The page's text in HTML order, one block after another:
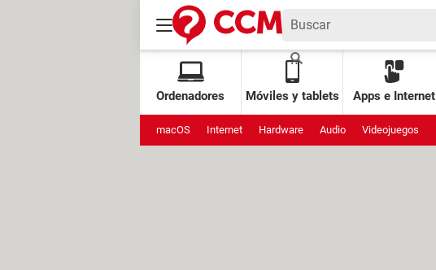
Ordenadores Móviles y tablets Apps e Internet
macOS Internet Hardware Audio Videojuegos